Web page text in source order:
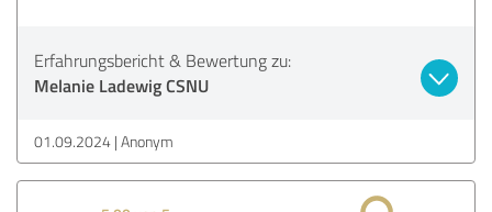
Erfahrungsbericht & Bewertung zu:
Melanie Ladewig CSNU
01.09.2024 Anonym